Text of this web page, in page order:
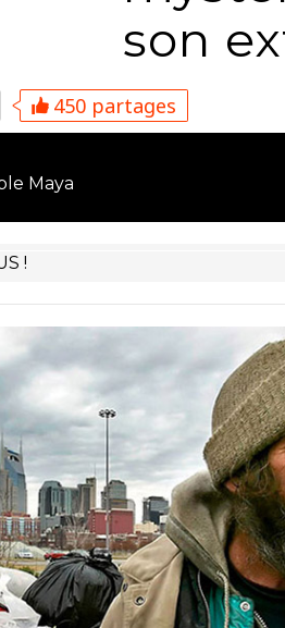
son
450 partages
Maya
!